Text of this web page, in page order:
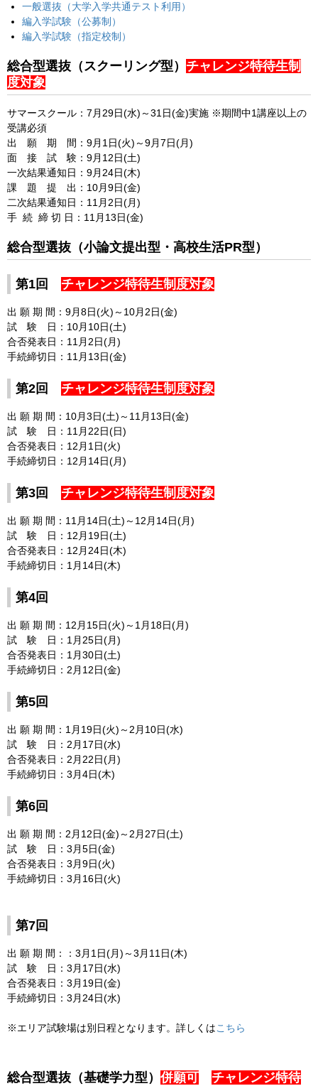
一般選抜（大学入学共通テスト利用）
編入学試験（公募制）
編入学試験（指定校制）
総合型選抜（スクーリング型） チャレンジ特待生制
度対象
サマースクール：7月29日(水)～31日(金)実施 ※期間中1講座以上の
受講必須
出 願 期 間：9月1日(火)～9月7日(月)
面 接 試 験：9月12日(土)
一次結果通知日：9月24日(木)
課 題 提 出：10月9日(金)
二次結果通知日：11月2日(月)
手 続 締 切 日：11月13日(金)
総合型選抜（小論文提出型・高校生活PR型）
第1回 チャレンジ特待生制度対象
出 願 期 間：9月8日(火)～10月2日(金)
試 験 日：10月10日(土)
合否発表日：11月2日(月)
手続締切日：11月13日(金)
第2回 チャレンジ特待生制度対象
出 願 期 間：10月3日(土)～11月13日(金)
試 験 日：11月22日(日)
合否発表日：12月1日(火)
手続締切日：12月14日(月)
第3回 チャレンジ特待生制度対象
出 願 期 間：11月14日(土)～12月14日(月)
試 験 日：12月19日(土)
合否発表日：12月24日(木)
手続締切日：1月14日(木)
第4回
出 願 期 間：12月15日(火)～1月18日(月)
試 験 日：1月25日(月)
合否発表日：1月30日(土)
手続締切日：2月12日(金)
第5回
出 願 期 間：1月19日(火)～2月10日(水)
試 験 日：2月17日(水)
合否発表日：2月22日(月)
手続締切日：3月4日(木)
第6回
出 願 期 間：2月12日(金)～2月27日(土)
試 験 日：3月5日(金)
合否発表日：3月9日(火)
手続締切日：3月16日(火)
第7回
出 願 期 間：：3月1日(月)～3月11日(木)
試 験 日：3月17日(水)
合否発表日：3月19日(金)
手続締切日：3月24日(水)
※エリア試験場は別日程となります。詳しくはこちら
総合型選抜（基礎学力型） 併願可
チャレンジ特待